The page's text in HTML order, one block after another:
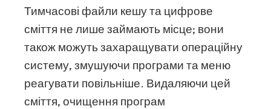
Тимчасові файли кешу та цифрове
сміття не лише займають місце; вони
також можуть захаращувати операційну
систему, змушуючи програми та меню
реагувати повільніше. Видаляючи цей
сміття, очищення програм